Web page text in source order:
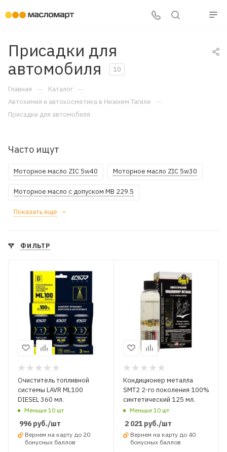
Присадки для
автомобиля
10
Главная — Каталог —
Автохимия и автокосметика в Нижнем Тагиле —
Присадки для автомобиля
Часто ищут
Моторное масло ZIC 5w40 Моторное масло ZIC 5w30
Моторное масло с допуском MB 229.5
Показать еще
ФИЛЬТР
Очиститель топливной
системы LAVR ML100
DIESEL 360 мл.
Меньше 10 шт
996 руб./шт
Вернем на карту до 20
бонусных баллов
Кондиционер металла
SMT2 2-го поколения 100%
cинтетический 125 мл.
Меньше 10 шт
2 021руб./шт
Вернем на карту до 40
бонусных баллов